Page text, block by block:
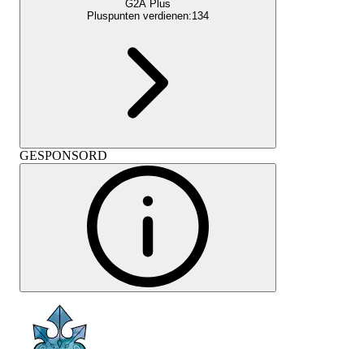
G2A Plus
Pluspunten verdienen:134
GESPONSORD